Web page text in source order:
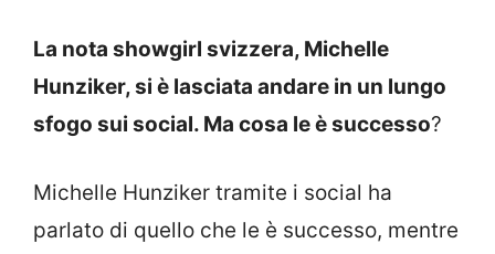
La nota showgirl svizzera, Michelle
Hunziker, si è lasciata andare in un lungo
sfogo sui social. Ma cosa le è successo?
Michelle Hunziker tramite i social ha
parlato di quello che le è successo, mentre